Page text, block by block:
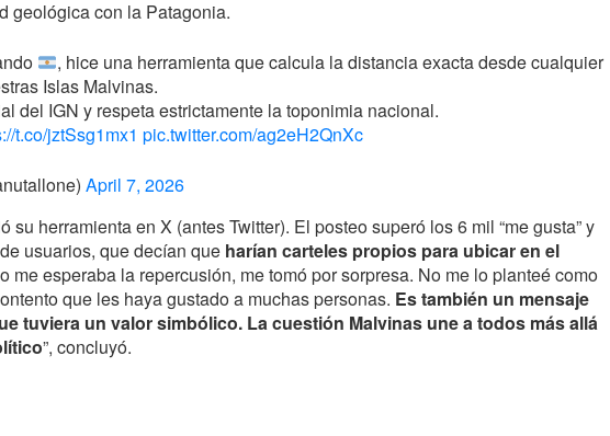
geológica con la Patagonia.
, hice una herramienta que calcula la distancia exacta desde cualquier
Islas Malvinas.
del IGN y respeta estrictamente la toponimia nacional.
t.co/jztSsg1mx1 pic.twitter.com/ag2eH2QnXc
April 7, 2026
su herramienta en X (antes Twitter). El posteo superó los 6 mil “me gusta” y
usuarios, que decían que harían carteles propios para ubicar en el
me esperaba la repercusión, me tomó por sorpresa. No me lo planteé como
que les haya gustado a muchas personas. Es también un mensaje
tuviera un valor simbólico. La cuestión Malvinas une a todos más allá
”, concluyó.